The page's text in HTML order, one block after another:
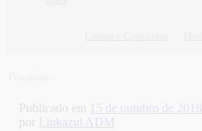
Publicado em 15 de outubro de 2018
por
Linkazul ADM